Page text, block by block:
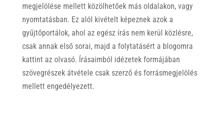
megjelölése mellett közölhetőek más oldalakon, vagy
nyomtatásban. Ez alól kivételt képeznek azok a
gyűjtőportálok, ahol az egész írás nem kerül közlésre,
csak annak első sorai, majd a folytatásért a blogomra
kattint az olvasó. Írásaimból idézetek formájában
szövegrészek átvétele csak szerző és forrásmegjelölés
mellett engedélyezett.